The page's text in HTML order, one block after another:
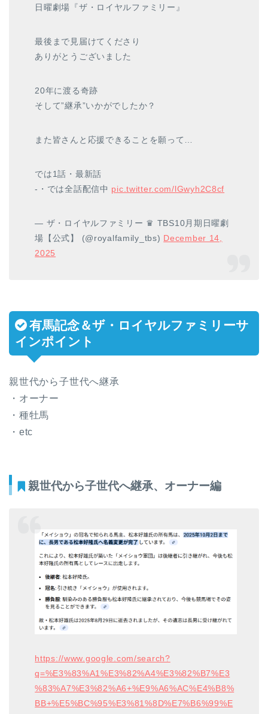
日曜劇場『ザ・ロイヤルファミリー』
最後まで見届けてくださり
ありがとうございました
20年に渡る奇跡
そして”継承”いかがでしたか？
また皆さんと応援できることを願って…
では1話・最新話
-・では全話配信中 pic.twitter.com/lGwyh2C8cf
— ザ・ロイヤルファミリー ♛ TBS10月期日曜劇
場【公式】 (@royalfamily_tbs) December 14,
2025
有馬記念＆ザ・ロイヤルファミリーサ
インポイント
親世代から子世代へ継承
・オーナー
・種牡馬
・etc
親世代から子世代へ継承、オーナー編
https://www.google.com/search?
q=%E3%83%A1%E3%82%A4%E3%82%B7%E3
%83%A7%E3%82%A6+%E9%A6%AC%E4%B8%
BB+%E5%BC%95%E3%81%8D%E7%B6%99%E